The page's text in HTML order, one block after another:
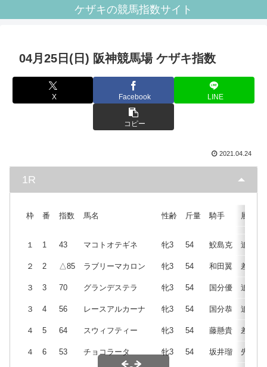
ケザキの競馬指数サイト
04月25日(日) 阪神競馬場 ケザキ指数
X Facebook LINE
コピー
2021.04.24
1R
枠 番 指数 馬名 性齢 斤量 騎手 展開
１ 1 43 マコトオテギネ 牝3 54 鮫島克 追
２ 2 △85 ラブリーマカロン 牝3 54 和田翼 差
３ 3 70 グランデステラ 牝3 54 国分優 追
３ 4 56 レースアルカーナ 牝3 54 国分恭 追
４ 5 64 スウィフティー 牝3 54 藤懸貴 差
４ 6 53 チョコラータ 牝3 54 坂井瑠 先